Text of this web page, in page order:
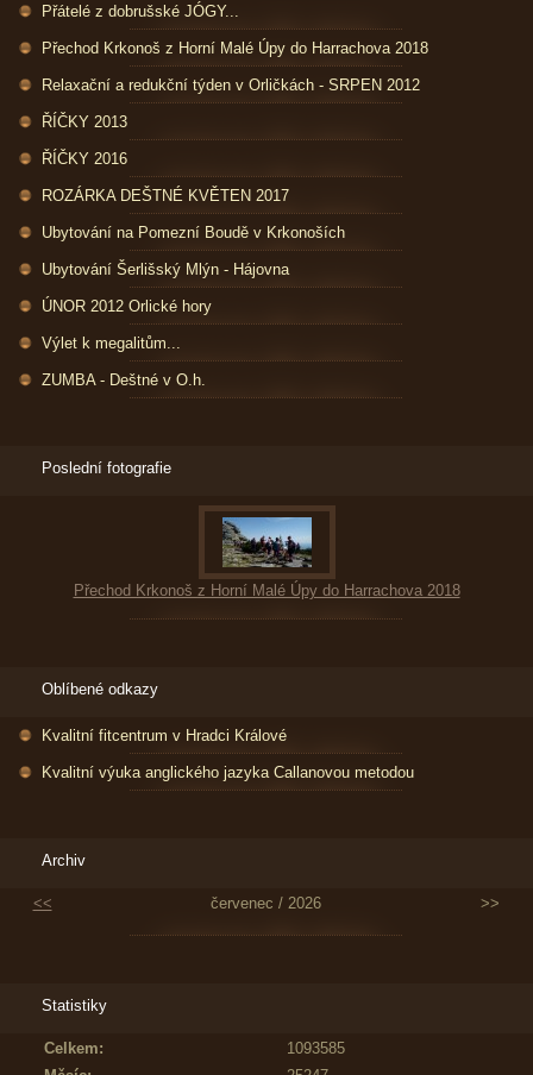
Přátelé z dobrušské JÓGY...
Přechod Krkonoš z Horní Malé Úpy do Harrachova 2018
Relaxační a redukční týden v Orličkách - SRPEN 2012
ŘÍČKY 2013
ŘÍČKY 2016
ROZÁRKA DEŠTNÉ KVĚTEN 2017
Ubytování na Pomezní Boudě v Krkonoších
Ubytování Šerlišský Mlýn - Hájovna
ÚNOR 2012 Orlické hory
Výlet k megalitům...
ZUMBA - Deštné v O.h.
Poslední fotografie
Přechod Krkonoš z Horní Malé Úpy do Harrachova 2018
Oblíbené odkazy
Kvalitní fitcentrum v Hradci Králové
Kvalitní výuka anglického jazyka Callanovou metodou
Archiv
<< červenec / 2026 >>
Statistiky
Celkem:
1093585